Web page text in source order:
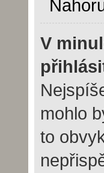
V
mohlo
to